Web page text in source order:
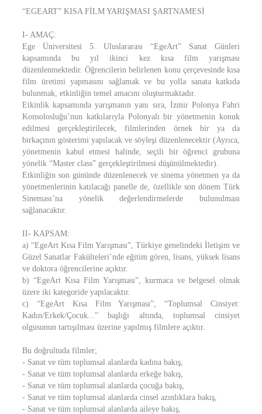
“EGEART” KISA FİLM YARIŞMASI ŞARTNAMESİ
I- AMAÇ:
Ege Üniversitesi 5. Uluslararası “EgeArt” Sanat Günleri
kapsamında bu yıl ikinci kez kısa film yarışması
düzenlenmektedir. Öğrencilerin belirlenen konu çerçevesinde kısa
film üretimi yapmasını sağlamak ve bu yolla sanata katkıda
bulunmak, etkinliğin temel amacını oluşturmaktadır.
Etkinlik kapsamında yarışmanın yanı sıra, İzmir Polonya Fahri
Konsolosluğu’nun katkılarıyla Polonyalı bir yönetmenin konuk
edilmesi gerçekleştirilecek, filmlerinden örnek bir ya da
birkaçının gösterimi yapılacak ve söyleşi düzenlenecektir (Ayrıca,
yönetmenin kabul etmesi halinde, seçili bir öğrenci grubuna
yönelik “Master class” gerçekleştirilmesi düşünülmektedir).
Etkinliğin son gününde düzenlenecek ve sinema yönetmen ya da
yönetmenlerinin katılacağı panelle de, özellikle son dönem Türk
Sineması’na yönelik değerlendirmelerde bulunulması
sağlanacaktır.
II- KAPSAM:
a) “EgeArt Kısa Film Yarışması”, Türkiye genelindeki İletişim ve
Güzel Sanatlar Fakülteleri’nde eğitim gören, lisans, yüksek lisans
ve doktora öğrencilerine açıktır.
b) “EgeArt Kısa Film Yarışması”, kurmaca ve belgesel olmak
üzere iki kategoride yapılacaktır.
c) “EgeArt Kısa Film Yarışması”, “Toplumsal Cinsiyet:
Kadın/Erkek/Çocuk...” başlığı altında, toplumsal cinsiyet
olgusunun tartışılması üzerine yapılmış filmlere açıktır.
Bu doğrultuda filmler;
- Sanat ve tüm toplumsal alanlarda kadına bakış,
- Sanat ve tüm toplumsal alanlarda erkeğe bakış,
- Sanat ve tüm toplumsal alanlarda çocuğa bakış,
- Sanat ve tüm toplumsal alanlarda cinsel azınlıklara bakış,
- Sanat ve tüm toplumsal alanlarda aileye bakış,